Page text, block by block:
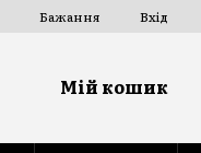
Бажання Вхід
Мій кошик